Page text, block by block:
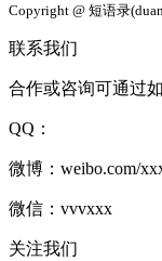
Copyright @ 短语录
联系我们
合作或咨询可通过
QQ：
微博：weibo.com/
微信：vvvxxx
关注我们